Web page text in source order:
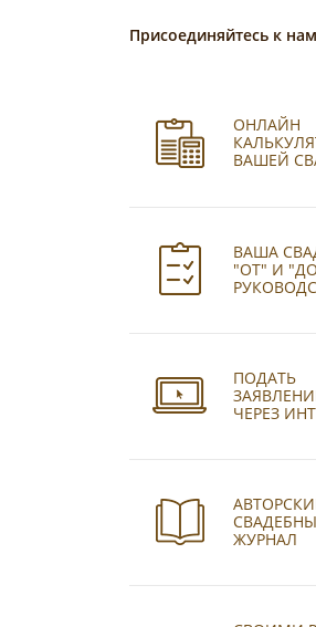
Присоединяйтесь к нам
ОНЛАЙН
ВАШЕЙ
ВАША
"ОТ" И
ПОДАТЬ
ЧЕРЕЗ
ЖУРНАЛ